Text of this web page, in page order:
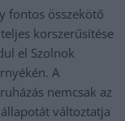
fontos összekötő
korszerűsítése
el Szolnok
A
nemcsak az
változtatja